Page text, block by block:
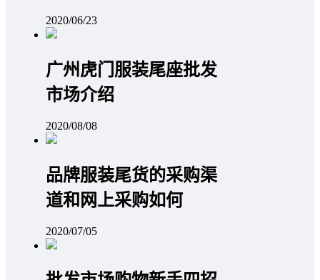
2020/06/23
广州虎门服装尾座批发
市场介绍
2020/08/08
品牌服装尾货的采购渠
道和网上采购如何
2020/07/05